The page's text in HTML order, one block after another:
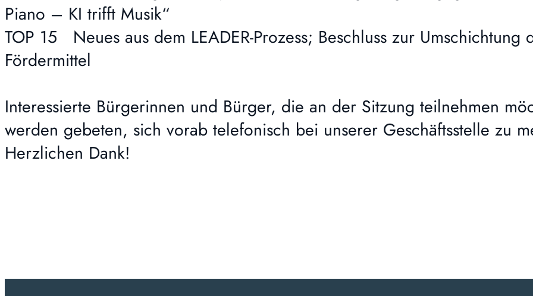
Piano – KI trifft Musik“
TOP 15 Neues aus dem LEADER-Prozess; Beschluss zur Umschichtung
Fördermittel
Interessierte Bürgerinnen und Bürger, die an der Sitzung teilnehmen
werden gebeten, sich vorab telefonisch bei unserer Geschäftsstelle zu
Herzlichen Dank!